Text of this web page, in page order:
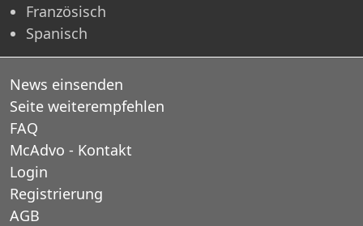
Französisch
Spanisch
News einsenden
Seite weiterempfehlen
FAQ
McAdvo - Kontakt
Login
Registrierung
AGB